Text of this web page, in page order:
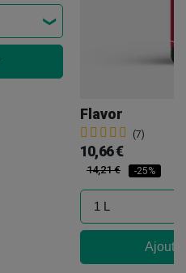
Flavor
(7)
10,66 €
14,21 € -25%